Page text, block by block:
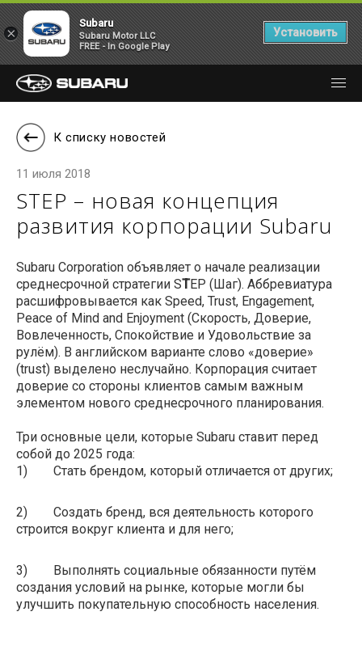
К списку новостей
11 июля 2018
STEP – новая концепция
развития корпорации Subaru
Subaru Corporation объявляет о начале реализации
среднесрочной стратегии STEP (Шаг). Аббревиатура
расшифровывается как Speed, Trust, Engagement,
Peace of Mind and Enjoyment (Скорость, Доверие,
Вовлеченность, Спокойствие и Удовольствие за
рулём). В английском варианте слово «доверие»
(trust) выделено неслучайно. Корпорация считает
доверие со стороны клиентов самым важным
элементом нового среднесрочного планирования.
Три основные цели, которые Subaru ставит перед
собой до 2025 года:
1) Стать брендом, который отличается от других;
2) Создать бренд, вся деятельность которого
строится вокруг клиента и для него;
3) Выполнять социальные обязанности путём
создания условий на рынке, которые могли бы
улучшить покупательную способность населения.
×
Subaru
Subaru Motor LLC
FREE - In Google Play
Установить